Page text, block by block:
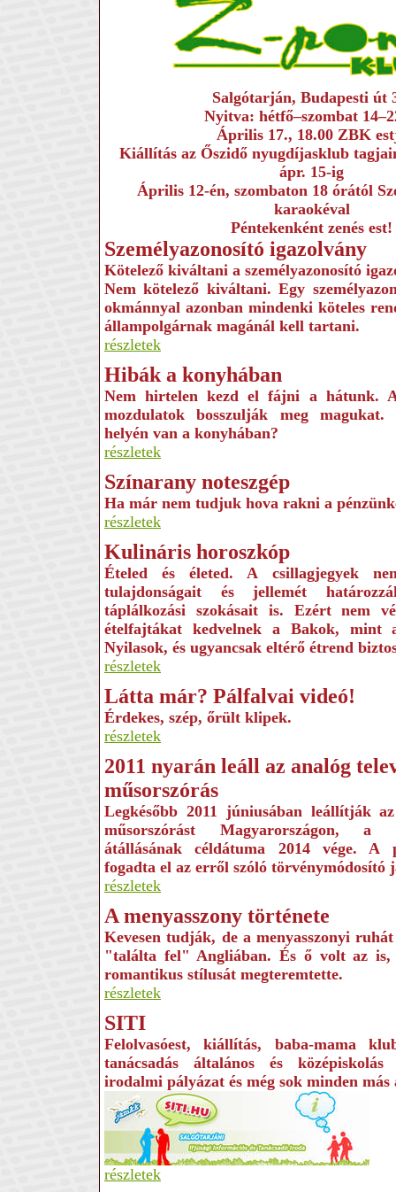
Salgótarján, Budapesti út
Nyitva: hétfő–szombat
Április 17., 18.00 ZBK
Kiállítás az Őszidő nyugdíjasklub
ápr. 15-ig
Április 12-én, szombaton 18 órától
karaokéval
Péntekenként zenés est!
Személyazonosító igazolvány
Kötelező kiváltani a személyazonosító
Nem kötelező kiváltani. Egy
okmánnyal azonban mindenki köteles
állampolgárnak magánál kell tartani.
részletek
Hibák a konyhában
Nem hirtelen kezd el fájni a hátunk.
mozdulatok bosszulják meg
helyén van a konyhában?
részletek
Színarany noteszgép
Ha már nem tudjuk hova rakni a
részletek
Kulináris horoszkóp
Ételed és életed. A csillagjegyek
tulajdonságait és jellemét
táplálkozási szokásait is. Ezért nem
ételfajtákat kedvelnek a Bakok, mint
Nyilasok, és ugyancsak eltérő étrend
részletek
Látta már? Pálfalvai videó!
Érdekes, szép, őrült klipek.
részletek
2011 nyarán leáll az analóg
műsorszórás
Legkésőbb 2011 júniusában leállítják
műsorszórást Magyarországon,
átállásának céldátuma 2014 vége. A
fogadta el az erről szóló törvénymódosító
részletek
A menyasszony története
Kevesen tudják, de a menyasszonyi
"találta fel" Angliában. És ő volt az
romantikus stílusát megteremtette.
részletek
SITI
Felolvasóest, kiállítás, baba-mama
tanácsadás általános és
irodalmi pályázat és még sok minden
részletek